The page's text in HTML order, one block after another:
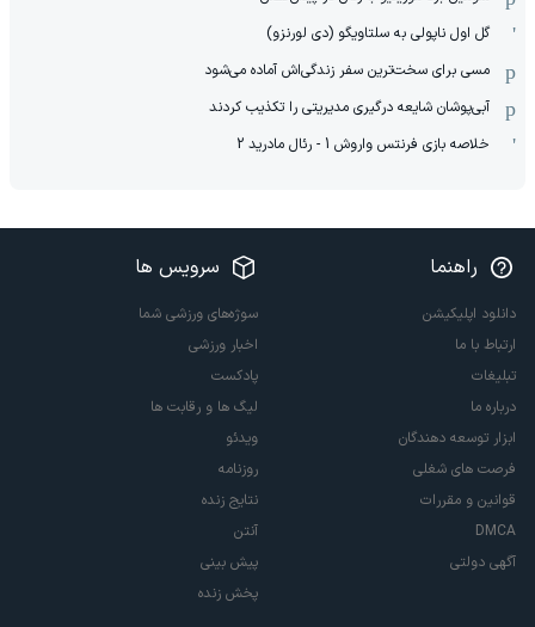
گل اول ناپولی به سلتاویگو (دی لورنزو)
مسی برای سخت‌ترین سفر زندگی‌اش آماده می‌شود
آبی‌پوشان شایعه درگیری مدیریتی را تکذیب کردند
خلاصه بازی فرنتس واروش 1 - رئال مادرید 2
راهنما
دانلود اپلیکیشن
ارتباط با ما
تبلیغات
درباره ما
ابزار توسعه دهندگان
فرصت های شغلی
قوانین و مقررات
DMCA
آگهی دولتی
سرویس ها
سوژه‌های ورزشی شما
اخبار ورزشی
پادکست
لیگ ها و رقابت ها
ویدئو
روزنامه
نتایج زنده
آنتن
پیش بینی
پخش زنده